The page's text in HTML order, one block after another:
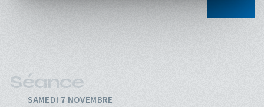
Séance
SAMEDI 7 NOVEMBRE